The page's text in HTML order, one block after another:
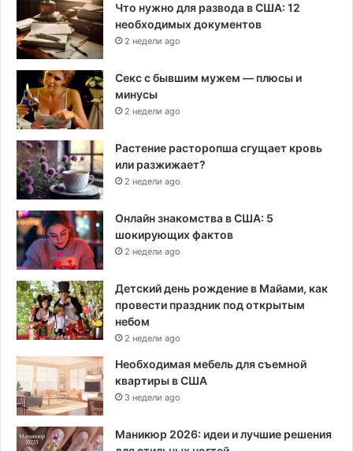
Что нужно для развода в США: 12
необходимых документов
2 недели ago
Секс с бывшим мужем — плюсы и
минусы
2 недели ago
Растение расторопша сгущает кровь
или разжижает?
2 недели ago
Онлайн знакомства в США: 5
шокирующих фактов
2 недели ago
Детский день рождение в Майами, как
провести праздник под открытым
небом
2 недели ago
Необходимая мебель для съемной
квартиры в США
3 недели ago
Маникюр 2026: идеи и лучшие решения